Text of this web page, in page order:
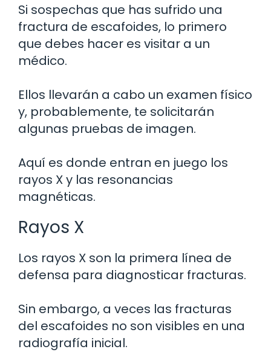
Si sospechas que has sufrido una
fractura de escafoides, lo primero
que debes hacer es visitar a un
médico.
Ellos llevarán a cabo un examen físico
y, probablemente, te solicitarán
algunas pruebas de imagen.
Aquí es donde entran en juego los
rayos X y las resonancias
magnéticas.
Rayos X
Los rayos X son la primera línea de
defensa para diagnosticar fracturas.
Sin embargo, a veces las fracturas
del escafoides no son visibles en una
radiografía inicial.